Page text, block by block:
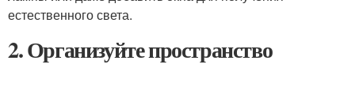
естественного света.
2. Организуйте пространство